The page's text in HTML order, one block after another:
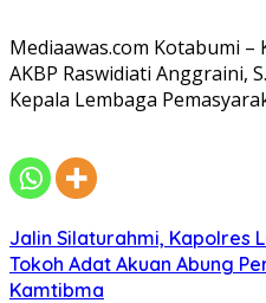
Mediaawas.com Kotabumi
AKBP Raswidiati Anggraini,
Kepala Lembaga
Jalin Silaturahmi, Kapolres
Tokoh Adat Akuan Abung
Kamtibma